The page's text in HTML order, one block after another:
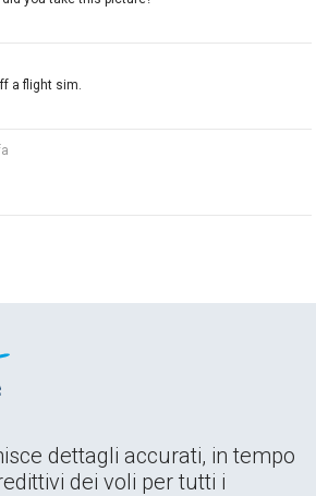
a flight sim.
dettagli accurati, in tempo
dei voli per tutti i